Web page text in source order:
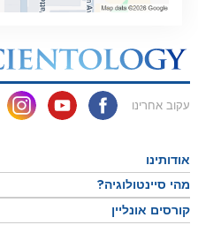
עקוב אחרינו
אודותינו
מהי סיינטולוגיה?
קורסים אונליין